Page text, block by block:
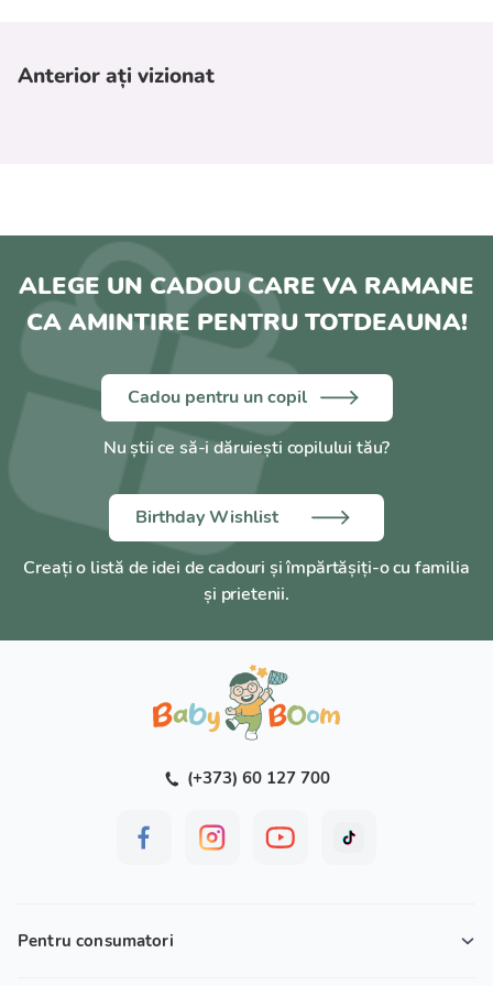
Anterior ați vizionat
ALEGE UN CADOU CARE VA RAMANE
CA AMINTIRE PENTRU TOTDEAUNA!
Cadou pentru un copil
Nu știi ce să-i dăruiești copilului tău?
Birthday Wishlist
Creați o listă de idei de cadouri și împărtășiți-o cu familia
și prietenii.
(+373) 60 127 700
Pentru consumatori